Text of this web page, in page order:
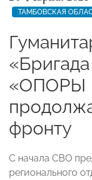
ТАМБОВСКАЯ
«ОПОРЫ
фронту
С начала СВО
регионального